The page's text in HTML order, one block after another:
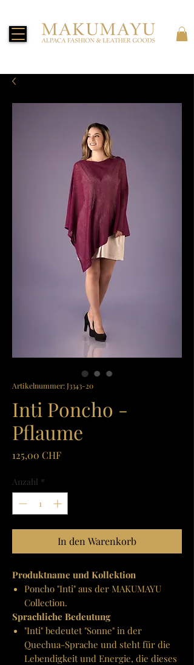
Artikelnummer: J3343-20
Inti Poncho -
Pflaume
125,00 CHFPreis
Anzahl *
In den Warenkorb
Produktname und Kollektion
Poncho "Inti" aus der MAKUMAYU
Collection.
Sprachliche Bedeutung
"Inti" bedeutet "Sonne" in der
Quechua-Sprache und steht für die
Lebendigkeit und Energie, die dieses